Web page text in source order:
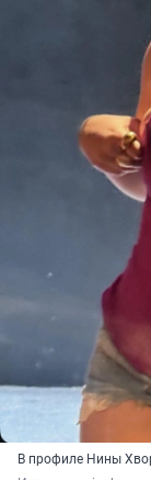
В профиле Нины